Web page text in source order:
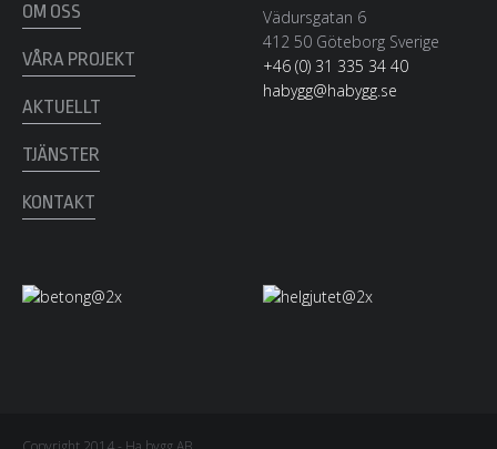
OM OSS
VÅRA PROJEKT
AKTUELLT
TJÄNSTER
KONTAKT
Vädursgatan 6
412 50 Göteborg Sverige
+46 (0) 31 335 34 40
habygg@habygg.se